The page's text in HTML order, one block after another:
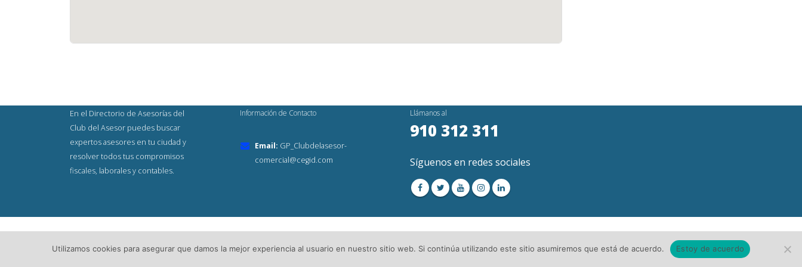
En el Directorio de Asesorías del
Club del Asesor puedes buscar
expertos asesores en tu ciudad y
resolver todos tus compromisos
fiscales, laborales y contables.
Información de Contacto
Email: GP_Clubdelasesor-
comercial@cegid.com
Llámanos al
910 312 311
Síguenos en redes sociales
Utilizamos cookies para asegurar que damos la mejor experiencia al usuario en nuestro sitio web. Si continúa utilizando este sitio asumiremos que está de acuerdo. Estoy de acuerdo